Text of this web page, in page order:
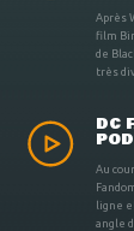
Après
film
de
très
DC
Au
ligne
angle